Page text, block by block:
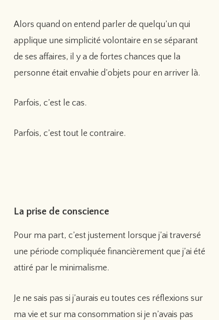
Alors quand on entend parler de quelqu’un qui
applique une simplicité volontaire en se séparant
de ses affaires, il y a de fortes chances que la
personne était envahie d’objets pour en arriver là.
Parfois, c’est le cas.
Parfois, c’est tout le contraire.
La prise de conscience
Pour ma part, c’est justement lorsque j’ai traversé
une période compliquée financièrement que j’ai été
attiré par le minimalisme.
Je ne sais pas si j’aurais eu toutes ces réflexions sur
ma vie et sur ma consommation si je n’avais pas